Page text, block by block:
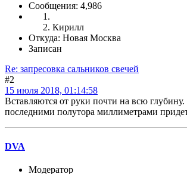
Сообщения: 4,986
Кирилл
Откуда: Новая Москва
Записан
Re: запресовка сальников свечей
#2
15 июля 2018, 01:14:58
Вставляются от руки почти на всю
последними полутора миллиметрами
DVA
Модератор